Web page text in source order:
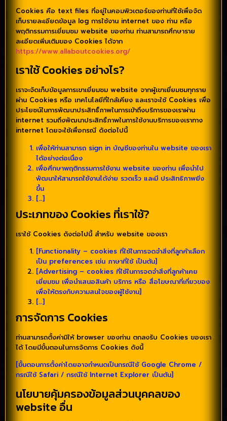
Cookies คือ text files ที่อยู่ในคอมพิวเตอร์ของท่านที่ใช้เพื่อจัด
เก็บรายละเอียดข้อมูล log การใช้งาน internet ของ ท่าน หรือ
พฤติกรรมการเยี่ยมชม website ของท่าน ท่านสามารถศึกษาราย
ละเอียดเพิ่มเติมของ Cookies ได้จาก
https://www.allaboutcookies.org/
เราใช้ Cookies อย่างไร?
เราจะจัดเก็บข้อมูลการเขาเยี่ยมชม website จากผู้เขาเยี่ยมชมทุกราย
ผ่าน Cookies หรือ เทคโนโลยีที่ใกล้เคียง และเราจะใช้ Cookies เพื่อ
ประโยชน์ในการพัฒนาประสิทธิ์ภาพในการเข้าถึงบริการของเราผ่าน
internet รวมถึงพัฒนาประสิทธิ์ภาพในการใช้งานบริการของเราทาง
internet โดยจะใช้เพื่อกรณี ดังต่อไปนี้
เพื่อให้ท่านสามารถ sign in บัญชีของท่านใน website ของเรา
ได้อย่างต่อเนื่อง
เพื่อศึกษาพฤติกรรมการใช้งาน website ของท่าน เพื่อนำไป
พัฒนาให้สามารถใช้งานได้ง่าย รวดเร็ว และมี ประสิทธิภาพยิ่ง
ขึ้น
[…]
ประเภทของ Cookies ที่เราใช้?
เราใช้ Cookies ดังต่อไปนี้ สำหรับ website ของเรา
[Functionality – cookies ที่ใช้ในการจดจำสิ่งที่ลูกค้าเลือก
เป็น preferences เช่น ภาษาที่ใช้ เป็นต้น]
[Advertising – cookies ที่ใช้ในการจดจำสิ่งที่ลูกค้าเคย
เยี่ยมชม เพื่อนำเสนอสินค้า บริการ หรือ สื่อโฆษณาที่เกี่ยวของ
เพื่อให้ตรงกับความสนใจของผู้ใช้งาน]
[…]
การจัดการ Cookies
ท่านสามารถตั้งค่ามิให้ browser ของท่าน ตกลงรับ Cookies ของเรา
ได้ โดยมีขั้นตอนในการจัดการ Cookies ดังนี้
[ขั้นตอนการตั้งค่าโดยอาจกำหนดเป็นกรณีใช้ Google Chrome /
กรณีใช้ Safari / กรณีใช้ Internet Explorer เป็นต้น]
นโยบายคุ้มครองข้อมูลส่วนบุคคลของ
website อื่น